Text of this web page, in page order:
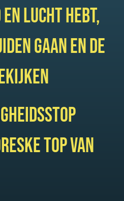
lucht hebt,
gaan en de
top van